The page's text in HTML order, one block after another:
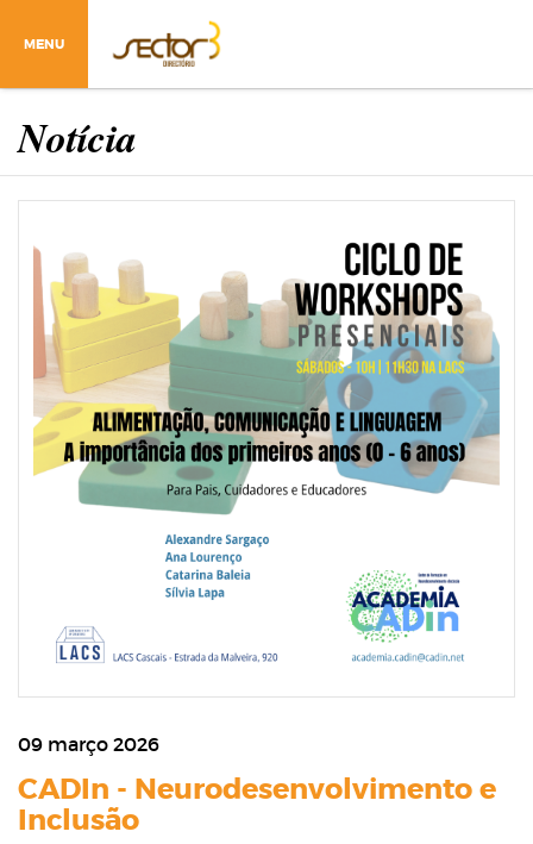
MENU
Notícia
09 março 2026
CADIn - Neurodesenvolvimento e
Inclusão